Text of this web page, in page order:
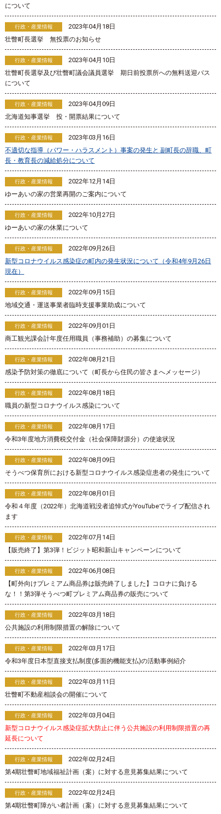
について
行政・産業情報
2023年04月18日
壮瞥町長選挙 無投票のお知らせ
行政・産業情報
2023年04月10日
壮瞥町長選挙及び壮瞥町議会議員選挙 期日前投票所への無料送迎バス
について
行政・産業情報
2023年04月09日
北海道知事選挙 投・開票結果について
行政・産業情報
2023年03月16日
不適切な指導（パワー・ハラスメント）事案の発生と 副町長の辞職、町
長・教育長の減給処分について
行政・産業情報
2022年12月14日
ゆーあいの家の営業再開のご案内について
行政・産業情報
2022年10月27日
ゆーあいの家の休業について
行政・産業情報
2022年09月26日
新型コロナウイルス感染症の町内の発生状況について（令和4年9月26日
現在）
行政・産業情報
2022年09月15日
地域交通・運送事業者臨時支援事業助成について
行政・産業情報
2022年09月01日
商工観光課会計年度任用職員（事務補助）の募集について
行政・産業情報
2022年08月21日
感染予防対策の徹底について（町長から住民の皆さまへメッセージ）
行政・産業情報
2022年08月18日
職員の新型コロナウイルス感染について
行政・産業情報
2022年08月17日
令和3年度地方消費税交付金（社会保障財源分）の使途状況
行政・産業情報
2022年08月09日
そうべつ保育所における新型コロナウイルス感染症患者の発生について
行政・産業情報
2022年08月01日
令和４年度（2022年）北海道戦没者追悼式がYouTubeでライブ配信され
ます
行政・産業情報
2022年07月14日
【販売終了】第3弾！ビジット昭和新山キャンペーンについて
行政・産業情報
2022年06月08日
【町外向けプレミアム商品券は販売終了しました】コロナに負ける
な！！第3弾そうべつ町プレミアム商品券の販売について
行政・産業情報
2022年03月18日
公共施設の利用制限措置の解除について
行政・産業情報
2022年03月17日
令和3年度日本型直接支払制度(多面的機能支払)の活動事例紹介
行政・産業情報
2022年03月11日
壮瞥町不動産相談会の開催について
行政・産業情報
2022年03月04日
新型コロナウイルス感染症拡大防止に伴う公共施設の利用制限措置の再
延長について
行政・産業情報
2022年02月24日
第4期壮瞥町地域福祉計画（案）に対する意見募集結果について
行政・産業情報
2022年02月24日
第4期壮瞥町障がい者計画（案）に対する意見募集結果について